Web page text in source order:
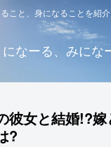
こと、身になることを紹介
になーる、みにな
彼女と結婚!?
?